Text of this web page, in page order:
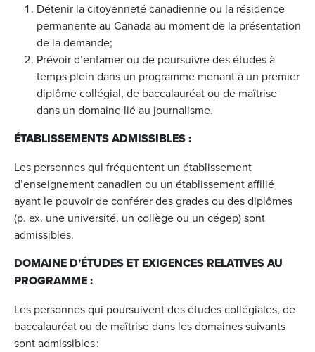
Détenir la citoyenneté canadienne ou la résidence
permanente au Canada au moment de la présentation
de la demande;
Prévoir d’entamer ou de poursuivre des études à
temps plein dans un programme menant à un premier
diplôme collégial, de baccalauréat ou de maîtrise
dans un domaine lié au journalisme.
ÉTABLISSEMENTS ADMISSIBLES :
Les personnes qui fréquentent un établissement
d’enseignement canadien ou un établissement affilié
ayant le pouvoir de conférer des grades ou des diplômes
(p. ex. une université, un collège ou un cégep) sont
admissibles.
DOMAINE D’ÉTUDES ET EXIGENCES RELATIVES AU
PROGRAMME :
Les personnes qui poursuivent des études collégiales, de
baccalauréat ou de maîtrise dans les domaines suivants
sont admissibles :